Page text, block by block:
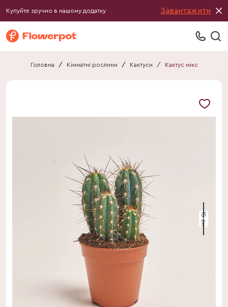
Купуйте зручно в нашому додатку Завантажити
Головна / Кімнатні рослини / Кактуси / Кактус мікс
15 см